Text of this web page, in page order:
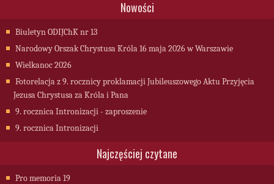
Nowości
Biuletyn ODIJChK nr 13
Narodowy Orszak Chrystusa Króla 16 maja 2026 w Warszawie
Wielkanoc 2026
Fotorelacja z 9. rocznicy proklamacji Jubileuszowego Aktu Przyjęcia
Jezusa Chrystusa za Króla i Pana
9. rocznica Intronizacji - zaproszenie
9. rocznica Intronizacji
Najczęściej czytane
Pro memoria 19